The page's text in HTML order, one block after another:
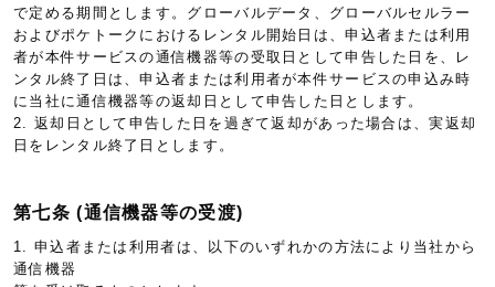
で定める期間とします。グローバルデータ、グローバルセルラー
およびポケトークにおけるレンタル開始日は、申込者または利用
者が本件サービスの通信機器等の受取日として申告した日を、レ
ンタル終了日は、申込者または利用者が本件サービスの申込み時
に当社に通信機器等の返却日として申告した日とします。
2. 返却日として申告した日を過ぎて返却があった場合は、実返却
日をレンタル終了日とします。
第七条 (通信機器等の受渡)
1. 申込者または利用者は、以下のいずれかの方法により当社から
通信機器